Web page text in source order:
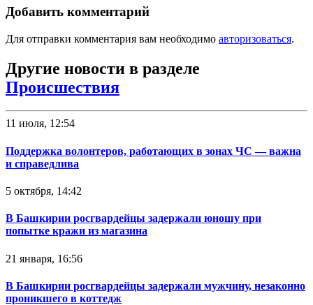
Добавить комментарий
Для отправки комментария вам необходимо авторизоваться.
Другие новости в разделе
Происшествия
11 июля, 12:54
Поддержка волонтеров, работающих в зонах ЧС — важна
и справедлива
5 октября, 14:42
В Башкирии росгвардейцы задержали юношу при
попытке кражи из магазина
21 января, 16:56
В Башкирии росгвардейцы задержали мужчину, незаконно
проникшего в коттедж